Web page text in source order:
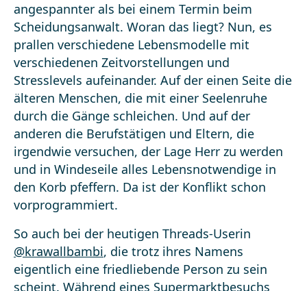
angespannter als bei einem Termin beim
Scheidungsanwalt. Woran das liegt? Nun, es
prallen verschiedene Lebensmodelle mit
verschiedenen Zeitvorstellungen und
Stresslevels aufeinander. Auf der einen Seite die
älteren Menschen, die mit einer Seelenruhe
durch die Gänge schleichen. Und auf der
anderen die Berufstätigen und Eltern, die
irgendwie versuchen, der Lage Herr zu werden
und in Windeseile alles Lebensnotwendige in
den Korb pfeffern. Da ist der Konflikt schon
vorprogrammiert.
So auch bei der heutigen Threads-Userin
@krawallbambi, die trotz ihres Namens
eigentlich eine friedliebende Person zu sein
scheint. Während eines Supermarktbesuchs